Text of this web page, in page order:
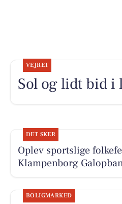
VEJRET
Sol og lidt bid i
DET SKER
Oplev sportslige
Klampenborg
BOLIGMARKED